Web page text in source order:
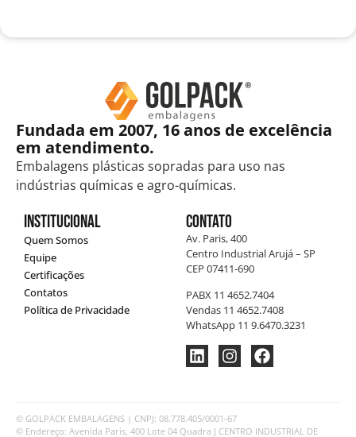
Fundada em 2007, 16 anos de excelência
em atendimento.
Embalagens plásticas sopradas para uso nas
indústrias químicas e agro-químicas.
Institucional
Quem Somos
Equipe
Certificações
Contatos
Política de Privacidade
Contato
Av. Paris, 400
Centro Industrial Arujá – SP
CEP 07411-690
PABX 11 4652.7404
Vendas 11 4652.7408
WhatsApp 11 9.6470.3231
© GOLPACK EMBALAGENS | CNPJ: 08.778.405/0001-67
© Endereço: Avenida Paris, 400 Lote 04 Quadra J CENTRO INDUSTRIAL DE